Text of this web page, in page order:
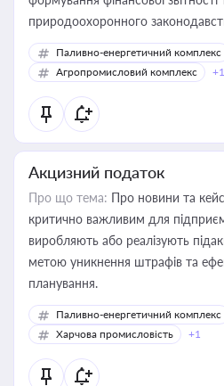
природоохоронного
Паливно-енергетичний комплекс
Агропромисловий комплекс
+1
Акцизний податок
Про що тема: Про новини та
критично важливим для
виробляють або реалізують
метою уникнення штрафів та
планування.
Паливно-енергетичний комплекс
Харчова промисловість
+1